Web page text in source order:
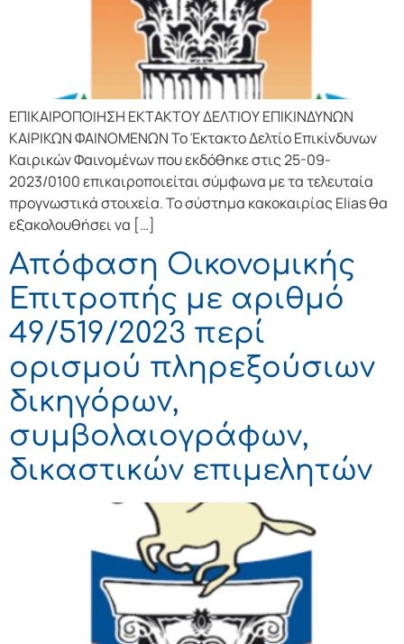
ΕΠΙΚΑΙΡΟΠΟΙΗΣΗ ΕΚΤΑΚΤΟΥ ΔΕΛΤΙΟΥ ΕΠΙΚΙΝΔΥΝΩΝ
ΚΑΙΡΙΚΩΝ ΦΑΙΝΟΜΕΝΩΝ Το Έκτακτο Δελτίο Επικίνδυνων
Καιρικών Φαινομένων που εκδόθηκε στις 25-09-
2023/0100 επικαιροποιείται σύμφωνα με τα τελευταία
προγνωστικά στοιχεία. Το σύστημα κακοκαιρίας Elias θα
εξακολουθήσει να […]
Απόφαση Οικονομικής
Επιτροπής με αριθμό
49/519/2023 περί
ορισμού πληρεξούσιων
δικηγόρων,
συμβολαιογράφων,
δικαστικών επιμελητών